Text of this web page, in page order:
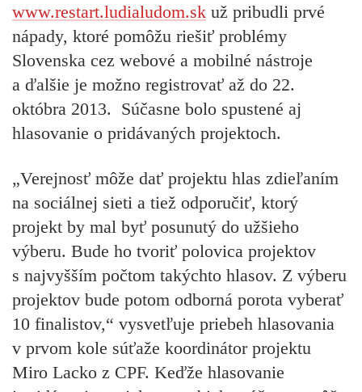
www.restart.ludialudom.sk už pribudli prvé
nápady, ktoré pomôžu riešiť problémy
Slovenska cez webové a mobilné nástroje
a ďalšie je možno registrovať až do 22.
októbra 2013. Súčasne bolo spustené aj
hlasovanie o pridávaných projektoch.
„Verejnosť môže dať projektu hlas zdieľaním
na sociálnej sieti a tiež odporučiť, ktorý
projekt by mal byť posunutý do užšieho
výberu. Bude ho tvoriť polovica projektov
s najvyšším počtom takýchto hlasov. Z výberu
projektov bude potom odborná porota vyberať
10 finalistov,“ vysvetľuje priebeh hlasovania
v prvom kole súťaže koordinátor projektu
Miro Lacko z CPF. Keďže hlasovanie